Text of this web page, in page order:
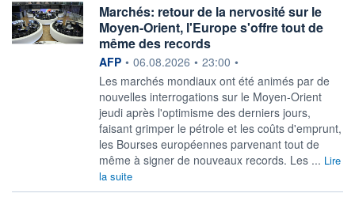
Marchés: retour de la nervosité sur le
Moyen-Orient, l'Europe s'offre tout de
même des records
information fournie par
AFP • 06.08.2026 • 23:00 •
Les marchés mondiaux ont été animés par de
nouvelles interrogations sur le Moyen-Orient
jeudi après l'optimisme des derniers jours,
faisant grimper le pétrole et les coûts d'emprunt,
les Bourses européennes parvenant tout de
même à signer de nouveaux records. Les ... Lire
la suite